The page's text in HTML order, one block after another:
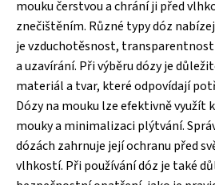
mouku čerstvou a chrání ji před
znečištěním. Různé typy dóz
je vzduchotěsnost,
a uzavírání. Při výběru dózy je
materiál a tvar, které odpovídají
Dózy na mouku lze efektivně využít
mouky a minimalizaci plýtvání.
dózách zahrnuje její ochranu před
vlhkostí. Při používání dóz je také